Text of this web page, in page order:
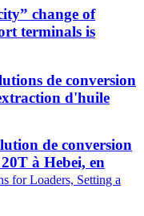
change of
terminals is
de conversion
d'huile
de conversion
à Hebei, en